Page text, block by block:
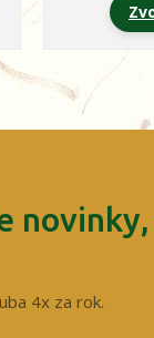
novinky,
4x za rok.